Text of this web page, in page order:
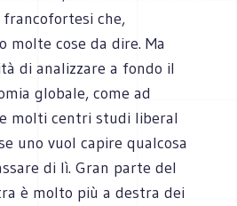
che,
molte cose da dire. Ma
di analizzare a fondo il
globale, come ad
molti centri studi liberal
uno vuol capire qualcosa
di lì. Gran parte del
è molto più a destra dei